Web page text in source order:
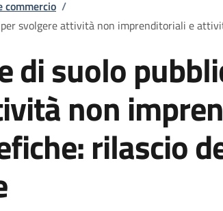
commercio /
svolgere attività non imprenditoriali e
di suolo
non
rilascio